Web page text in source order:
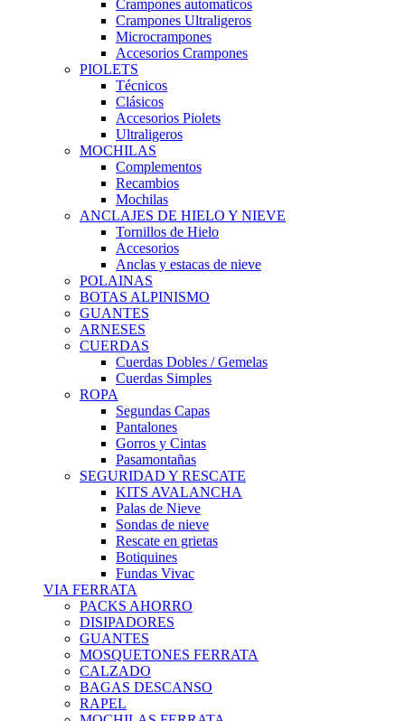
Crampones automaticos
Crampones Ultraligeros
Microcrampones
Accesorios Crampones
PIOLETS
Técnicos
Clásicos
Accesorios Piolets
Ultraligeros
MOCHILAS
Complementos
Recambios
Mochilas
ANCLAJES DE HIELO Y NIEVE
Tornillos de Hielo
Accesorios
Anclas y estacas de nieve
POLAINAS
BOTAS ALPINISMO
GUANTES
ARNESES
CUERDAS
Cuerdas Dobles / Gemelas
Cuerdas Simples
ROPA
Segundas Capas
Pantalones
Gorros y Cintas
Pasamontañas
SEGURIDAD Y RESCATE
KITS AVALANCHA
Palas de Nieve
Sondas de nieve
Rescate en grietas
Botiquines
Fundas Vivac
VIA FERRATA
PACKS AHORRO
DISIPADORES
GUANTES
MOSQUETONES FERRATA
CALZADO
BAGAS DESCANSO
RAPEL